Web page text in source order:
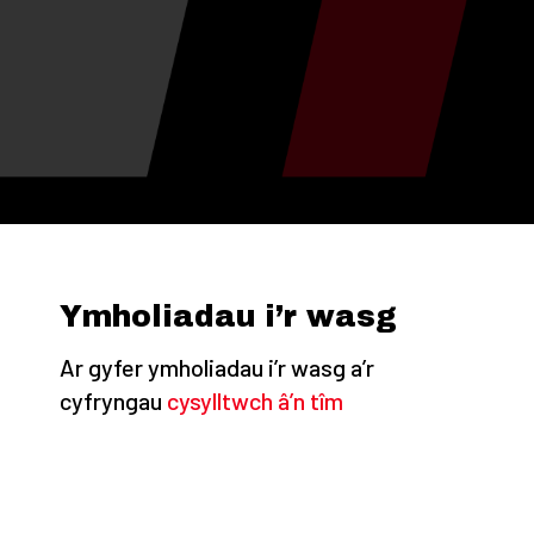
Ymholiadau i’r wasg
Ar gyfer ymholiadau i’r wasg a’r
cyfryngau cysylltwch â’n tîm